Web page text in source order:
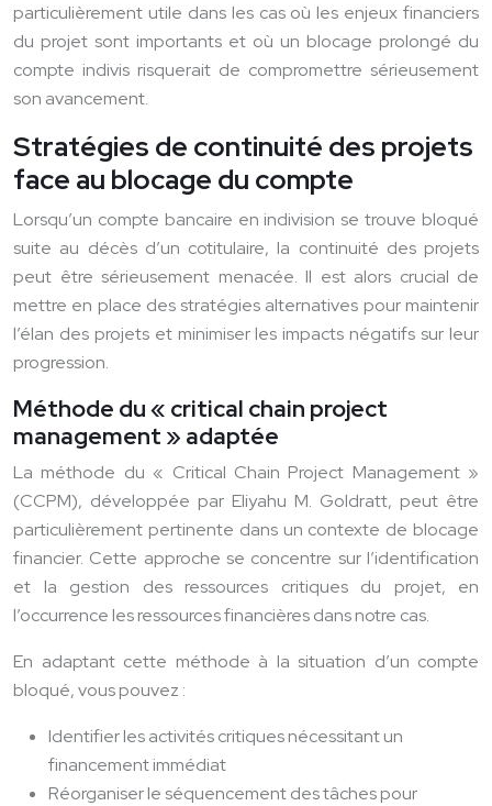
particulièrement utile dans les cas où les enjeux financiers
du projet sont importants et où un blocage prolongé du
compte indivis risquerait de compromettre sérieusement
son avancement.
Stratégies de continuité des projets
face au blocage du compte
Lorsqu’un compte bancaire en indivision se trouve bloqué
suite au décès d’un cotitulaire, la continuité des projets
peut être sérieusement menacée. Il est alors crucial de
mettre en place des stratégies alternatives pour maintenir
l’élan des projets et minimiser les impacts négatifs sur leur
progression.
Méthode du « critical chain project
management » adaptée
La méthode du « Critical Chain Project Management »
(CCPM), développée par Eliyahu M. Goldratt, peut être
particulièrement pertinente dans un contexte de blocage
financier. Cette approche se concentre sur l’identification
et la gestion des ressources critiques du projet, en
l’occurrence les ressources financières dans notre cas.
En adaptant cette méthode à la situation d’un compte
bloqué, vous pouvez :
Identifier les activités critiques nécessitant un
financement immédiat
Réorganiser le séquencement des tâches pour